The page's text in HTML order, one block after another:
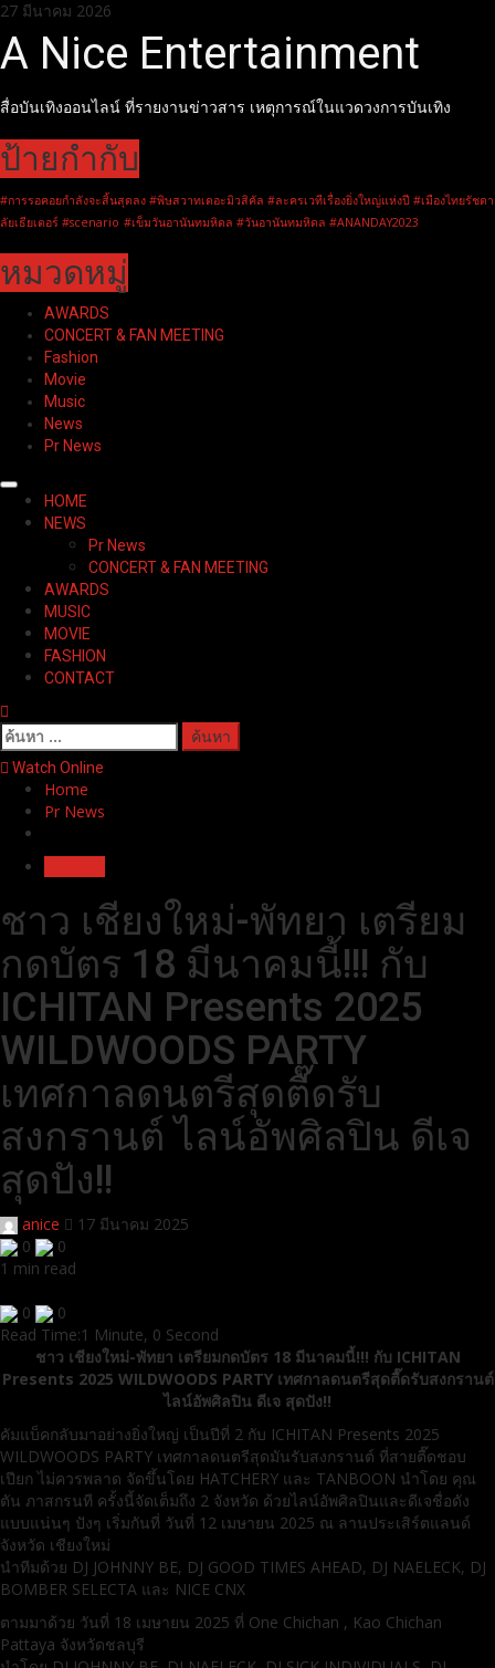
Skip
to
content
27 มีนาคม 2026
A Nice Entertainment
สื่อบันเทิงออนไลน์ ที่รายงานข่าวสาร เหตุการณ์ในแวดวงการบันเทิง
ป้ายกำกับ
#การรอคอยกำลังจะสิ้นสุดลง #พิษสวาทเดอะมิวสิคัล #ละครเวทีเรื่องยิ่งใหญ่แห่งปี #เมืองไทยรัชดา
ลัยเธียเตอร์ #scenario #เข็มวันอานันทมหิดล #วันอานันทมหิดล #ANANDAY2023
หมวดหมู่
AWARDS
CONCERT & FAN MEETING
Fashion
Movie
Music
News
Pr News
Primary
Menu
HOME
NEWS
Pr News
CONCERT & FAN MEETING
AWARDS
MUSIC
MOVIE
FASHION
CONTACT
ค้นหา
สำหรับ:
Watch Online
Home
Pr News
ชาว เชียงใหม่-พัทยา เตรียม
กดบัตร 18 มีนาคมนี้!!! กับ
ICHITAN Presents 2025
WILDWOODS PARTY
เทศกาลดนตรีสุดตื๊ดรับ
สงกรานต์ ไลน์อัพศิลปิน ดีเจ
สุดปัง!!
anice
17 มีนาคม 2025
0
0
1 min read
0
0
Read Time:1 Minute, 0 Second
ชาว เชียงใหม่-พัทยา เตรียมกดบัตร 18 มีนาคมนี้!!! กับ ICHITAN
Presents 2025 WILDWOODS PARTY เทศกาลดนตรีสุดตื๊ดรับสงกรานต์
ไลน์อัพศิลปิน ดีเจ สุดปัง!!
คัมแบ็คกลับมาอย่างยิ่งใหญ่ เป็นปีที่ 2 กับ ICHITAN Presents 2025
WILDWOODS PARTY เทศกาลดนตรีสุดมันรับสงกรานต์ ที่สายตื๊ดชอบ
เปียก ไม่ควรพลาด จัดขึ้นโดย HATCHERY และ TANBOON นำโดย คุณ
ตัน ภาสกรนที ครั้งนี้จัดเต็มถึง 2 จังหวัด ด้วยไลน์อัพศิลปินและดีเจชื่อดัง
แบบแน่นๆ ปังๆ เริ่มกันที่ วันที่ 12 เมษายน 2025 ณ ลานประเสิร์ตแลนด์
จังหวัด เชียงใหม่
นำทีมด้วย DJ JOHNNY BE, DJ GOOD TIMES AHEAD, DJ NAELECK, DJ
BOMBER SELECTA และ NICE CNX
ตามมาด้วย วันที่ 18 เมษายน 2025 ที่ One Chichan , Kao Chichan
Pattaya จังหวัดชลบุรี